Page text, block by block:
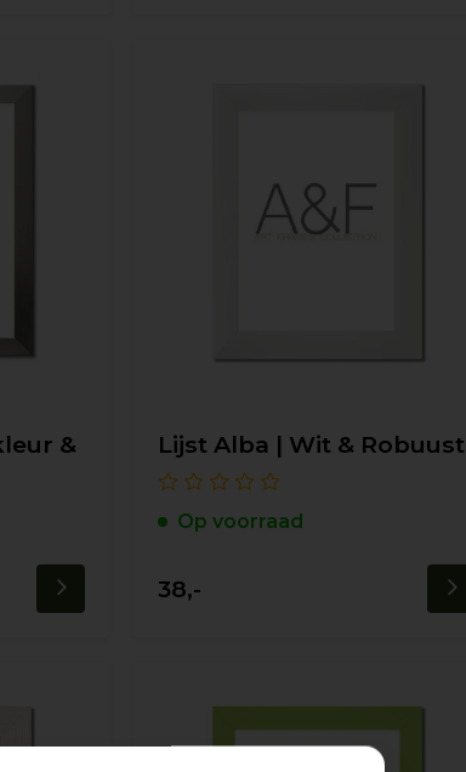
&
Lijst Alba | Wit & Robuust
Op voorraad
38,-